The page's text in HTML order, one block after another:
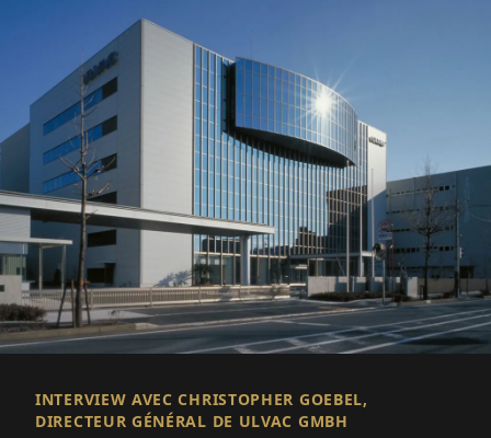
INTERVIEW AVEC CHRISTOPHER GOEBEL,
DIRECTEUR GÉNÉRAL DE ULVAC GMBH